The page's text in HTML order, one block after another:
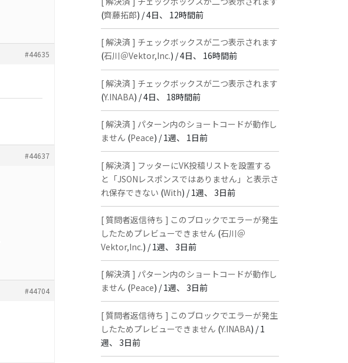
#44635
#44637
#44704
(齊藤拓郎) /4日、 12時間前
[ 解決済 ] チェックボックスが二つ表示されます
(石川＠Vektor,Inc.) /4日、 16時間前
[ 解決済 ] チェックボックスが二つ表示されます
(Y.INABA) /4日、 18時間前
[ 解決済 ] パターン内のショートコードが動作し
ません (Peace) /1週、 1日前
[ 解決済 ] フッターにVK投稿リストを設置する
と「JSONレスポンスではありません」と表示さ
れ保存できない (With) /1週、 3日前
[ 質問者返信待ち ] このブロックでエラーが発生
したためプレビューできません (石川＠
Vektor,Inc.) /1週、 3日前
[ 解決済 ] パターン内のショートコードが動作し
ません (Peace) /1週、 3日前
[ 質問者返信待ち ] このブロックでエラーが発生
したためプレビューできません (Y.INABA) /1
週、 3日前